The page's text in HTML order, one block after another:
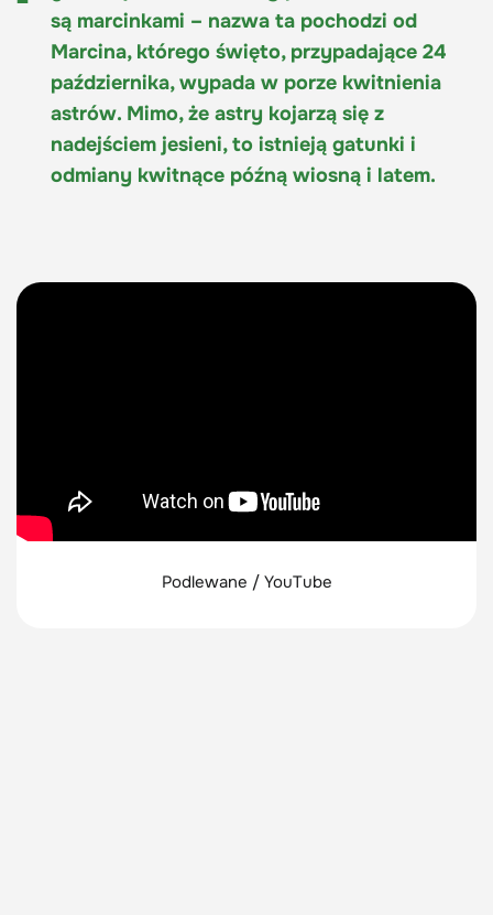
są marcinkami – nazwa ta pochodzi od
Marcina, którego święto, przypadające 24
października, wypada w porze kwitnienia
astrów. Mimo, że astry kojarzą się z
nadejściem jesieni, to istnieją gatunki i
odmiany kwitnące późną wiosną i latem.
Podlewane / YouTube